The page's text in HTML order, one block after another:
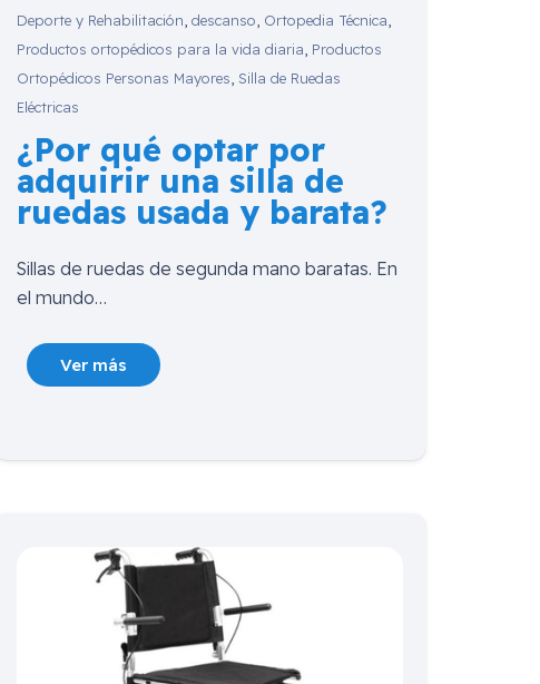
Deporte y Rehabilitación descanso Ortopedia Técnica
Productos ortopédicos para la vida diaria Productos
Ortopédicos Personas Mayores Silla de Ruedas
Eléctricas
¿Por qué optar por
adquirir una silla de
ruedas usada y barata?
Sillas de ruedas de segunda mano baratas. En
el mundo…
Ver más